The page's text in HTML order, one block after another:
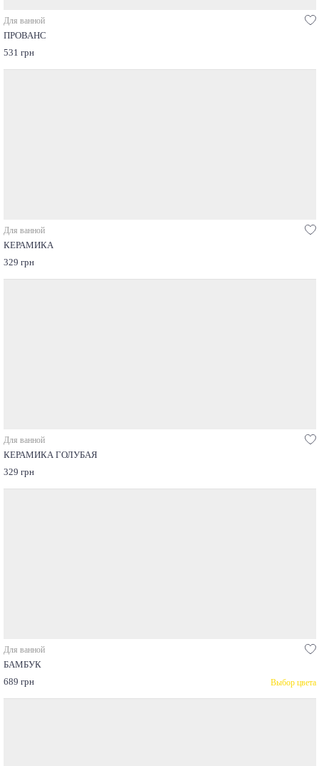
Для ванной
ПРОВАНС
531 грн
Для ванной
КЕРАМИКА
329 грн
Для ванной
КЕРАМИКА ГОЛУБАЯ
329 грн
Для ванной
БАМБУК
689 грн
Выбор цвета